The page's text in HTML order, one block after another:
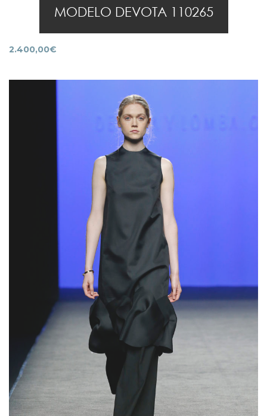
MODELO DEVOTA 110265
2.400,00€